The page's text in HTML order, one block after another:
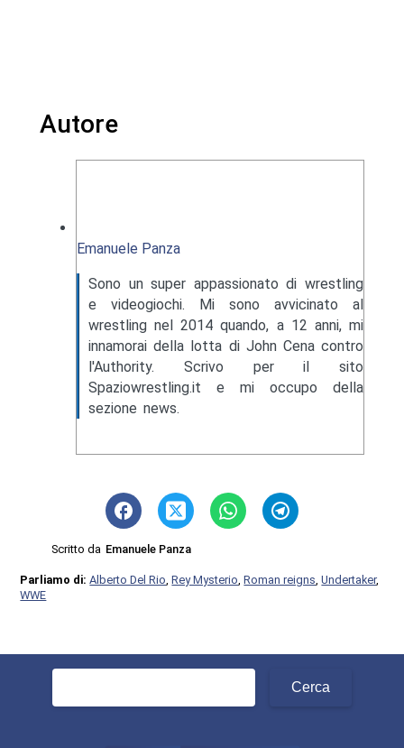
Autore
Emanuele Panza
Sono un super appassionato di wrestling
e videogiochi. Mi sono avvicinato al
wrestling nel 2014 quando, a 12 anni, mi
innamorai della lotta di John Cena contro
l'Authority. Scrivo per il sito
Spaziowrestling.it e mi occupo della
sezione news.
Scritto da Emanuele Panza
Parliamo di:Alberto Del Rio ,Rey Mysterio ,Roman reigns ,Undertaker,
WWE